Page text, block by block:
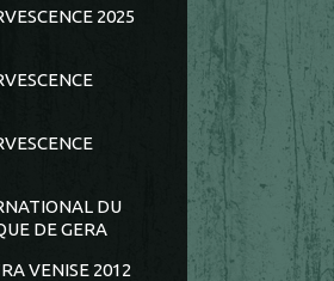
2025
DU
DE GERA
VENISE 2012